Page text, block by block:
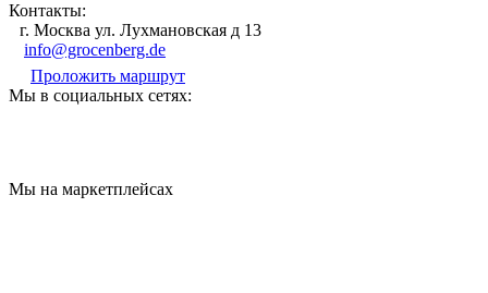
Контакты:
г. Москва ул. Лухмановская д 13
info@grocenberg.de
Проложить маршрут
Мы в социальных сетях:
Мы на маркетплейсах